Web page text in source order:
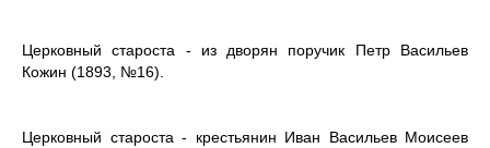
Церковный староста - из дворян поручик Петр Васильев
Кожин (1893, №16).
Церковный староста - крестьянин Иван Васильев Моисеев